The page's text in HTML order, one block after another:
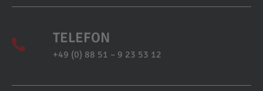
TELEFON
+49 (0) 88 51 – 9 23 53 12